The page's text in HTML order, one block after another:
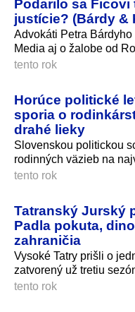
Podarilo sa
justície? (Bárdy &
Advokáti Petra
Media aj o žalobe od
tento rok
Horúce politické
sporia o
drahé lieky
Slovenskou politickou
rodinných väzieb na
tento rok
Tatranský Jurský
Padla pokuta,
zahraničia
Vysoké Tatry prišli o
zatvorený už tretiu
tento rok